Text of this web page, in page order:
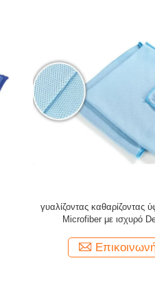
γυαλίζοντας καθαρίζοντας
Microfiber με ισχυρό